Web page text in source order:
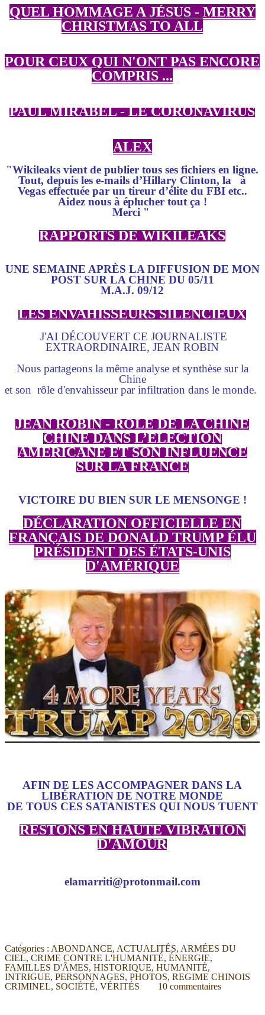
QUEL HOMMAGE A JÉSUS - MERRY
CHRISTMAS TO ALL
POUR CEUX QUI N'ONT PAS ENCORE
COMPRIS ...
PAUL MIRABEL - LE CORONAVIRUS
ALEX
"Wikileaks vient de publier tous ses fichiers en ligne.
Tout, depuis les e-mails d’Hillary Clinton, la à
Vegas effectuée par un tireur d’élite du FBI etc..
Aidez nous à éplucher tout ça !
Merci "
RAPPORTS DE WIKILEAKS
UNE SEMAINE APRÈS LA DIFFUSION DE MON
POST SUR LA CHINE DU 05/11
M.A.J. 09/12
LES ENVAHISSEURS SILENCIEUX
J'AI DÉCOUVERT CE JOURNALISTE
EXTRAORDINAIRE, JEAN ROBIN
Nous partageons la même analyse et synthèse sur la
Chine
et son rôle d'envahisseur par infiltration dans le monde.
JEAN ROBIN - RÔLE DE LA CHINE
CHINE DANS L’ÉLECTION
AMERICANE ET SON INFLUENCE
SUR LA FRANCE
VICTOIRE DU BIEN SUR LE MENSONGE !
DÉCLARATION OFFICIELLE EN
FRANÇAIS DE DONALD TRUMP ÉLU
PRÉSIDENT DES ÉTATS-UNIS
D'AMÉRIQUE
AFIN DE LES ACCOMPAGNER DANS LA
LIBÉRATION DE NOTRE MONDE
DE TOUS CES SATANISTES QUI NOUS TUENT
RESTONS EN HAUTE VIBRATION
D'AMOUR
elamarriti@protonmail.com
Catégories : ABONDANCE, ACTUALITÉS, ARMÉES DU
CIEL,CRIME CONTRE L'HUMANITÉ,ÉNERGIE,
FAMILLES D'ÂMES,HISTORIQUE,HUMANITÉ,
INTRIGUE,PERSONNAGES,PHOTOS,REGIME CHINOIS
CRIMINEL, SOCIÉTÉ,VÉRITÉS 10 commentaires